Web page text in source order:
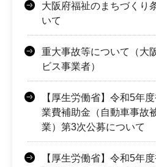
大阪府福祉のまちづくり
いて
重大事故等について（大
ビス事業者）
【厚生労働省】令和5年
業費補助金（自動車事故
業）第3次公募について
【厚生労働省】令和5年